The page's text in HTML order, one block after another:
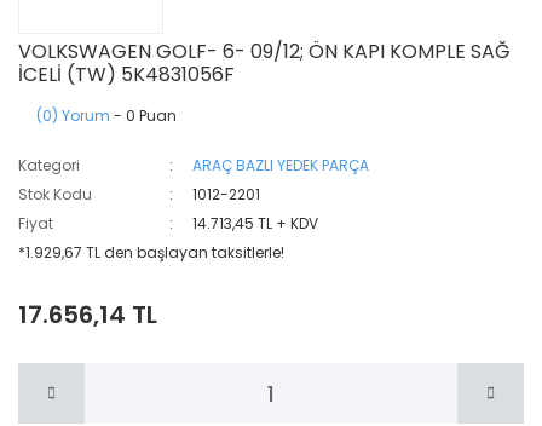
VOLKSWAGEN GOLF- 6- 09/12; ÖN KAPI KOMPLE SAĞ
İCELİ (TW) 5K4831056F
(0) Yorum - 0 Puan
Kategori
ARAÇ BAZLI YEDEK PARÇA
Stok Kodu
1012-2201
Fiyat
14.713,45 TL + KDV
*1.929,67 TL den başlayan taksitlerle!
17.656,14 TL